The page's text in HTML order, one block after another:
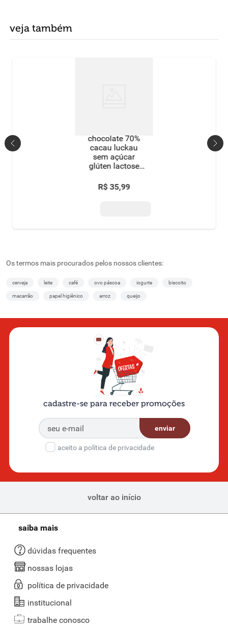
veja também
chocolate 70%
cacau luckau
sem açúcar
glúten lactose
R$ 35,99
Os termos mais procurados pelos nossos clientes:
cerveja leite café ovo páscoa iogurte biscoito
macarrão papel higiênico arroz queijo
cadastre-se para receber promoções
enviar
aceito a política de privacidade
voltar ao início
saiba mais
dúvidas frequentes
nossas lojas
política de privacidade
institucional
trabalhe conosco